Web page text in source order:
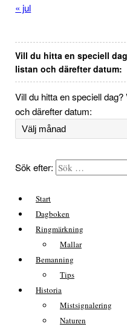
« jul
Vill du hitta en speciell
listan och därefter datum:
Vill du hitta en speciell
och därefter datum:
Sök efter:
Start
Dagboken
Ringmärkning
Mallar
Bemanning
Tips
Historia
Mistsignalering
Naturen